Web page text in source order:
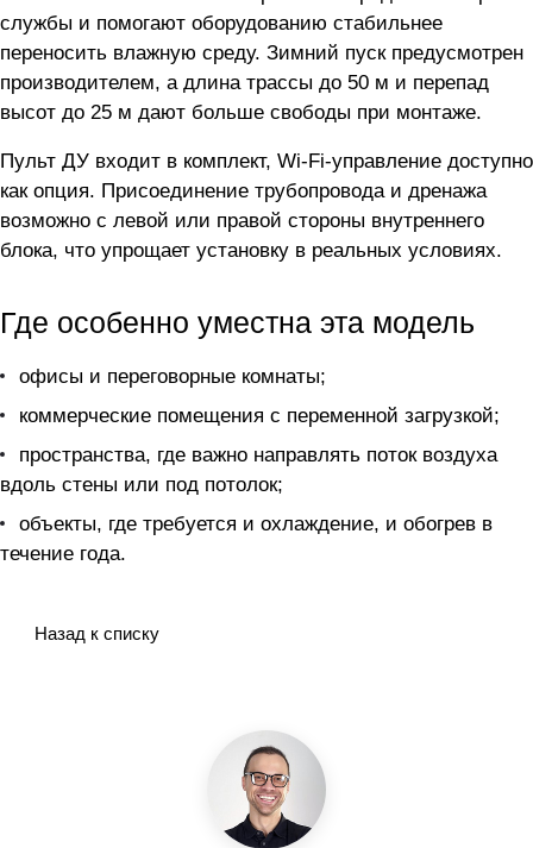
службы и помогают оборудованию стабильнее
переносить влажную среду. Зимний пуск предусмотрен
производителем, а длина трассы до 50 м и перепад
высот до 25 м дают больше свободы при монтаже.
Пульт ДУ входит в комплект, Wi-Fi-управление доступно
как опция. Присоединение трубопровода и дренажа
возможно с левой или правой стороны внутреннего
блока, что упрощает установку в реальных условиях.
Где особенно уместна эта модель
офисы и переговорные комнаты;
коммерческие помещения с переменной загрузкой;
пространства, где важно направлять поток воздуха
вдоль стены или под потолок;
объекты, где требуется и охлаждение, и обогрев в
течение года.
Назад к списку